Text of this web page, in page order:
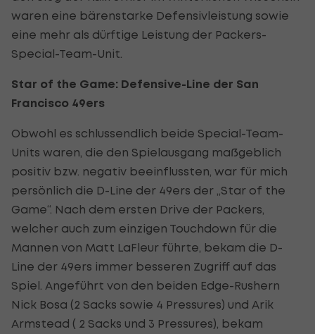
waren eine bärenstarke Defensivleistung sowie
eine mehr als dürftige Leistung der Packers-
Special-Team-Unit.
Star of the Game: Defensive-Line der San
Francisco 49ers
Obwohl es schlussendlich beide Special-Team-
Units waren, die den Spielausgang maßgeblich
positiv bzw. negativ beeinflussten, war für mich
persönlich die D-Line der 49ers der „Star of the
Game“. Nach dem ersten Drive der Packers,
welcher auch zum einzigen Touchdown für die
Mannen von Matt LaFleur führte, bekam die D-
Line der 49ers immer besseren Zugriff auf das
Spiel. Angeführt von den beiden Edge-Rushern
Nick Bosa (2 Sacks sowie 4 Pressures) und Arik
Armstead ( 2 Sacks und 3 Pressures), bekam